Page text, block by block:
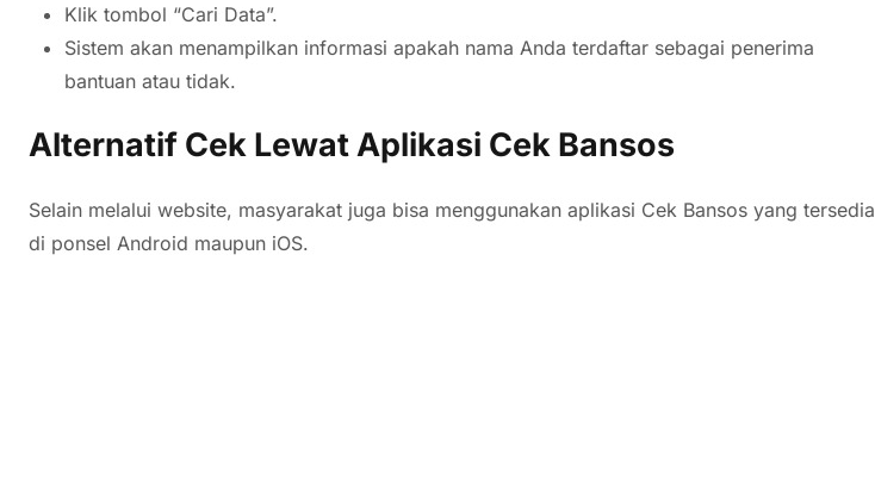
Klik tombol “Cari Data”.
Sistem akan menampilkan informasi apakah nama Anda terdaftar sebagai penerima
bantuan atau tidak.
Alternatif Cek Lewat Aplikasi Cek Bansos
Selain melalui website, masyarakat juga bisa menggunakan aplikasi Cek Bansos yang tersedia
di ponsel Android maupun iOS.